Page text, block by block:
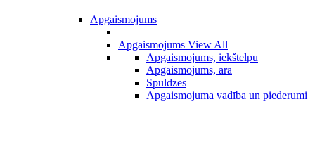
Apgaismojums
Apgaismojums View All
Apgaismojums, iekštelpu
Apgaismojums, āra
Spuldzes
Apgaismojuma vadība un piederumi